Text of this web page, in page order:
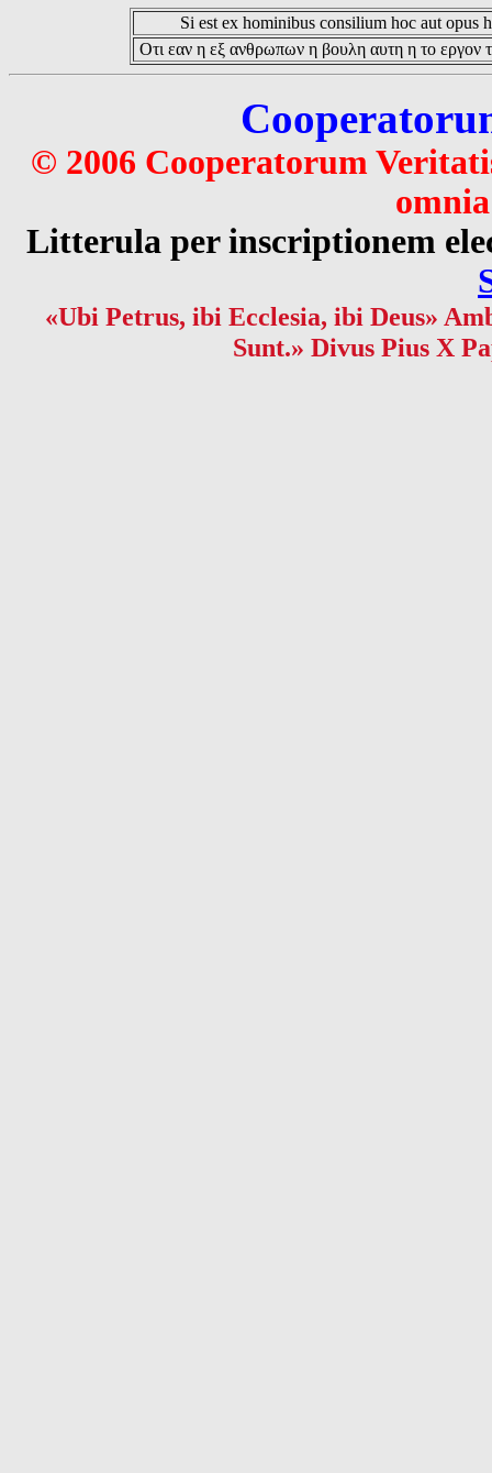
Si est ex hominibus consilium hoc aut opus
Οτι εαν η εξ ανθρωπων η βουλη αυτη η το εργον
© 2006 Cooperatorum
Litterula per inscriptionem
«Ubi Petrus, ibi Ecclesia, ibi Deus»
Sunt.» Divus Pius X